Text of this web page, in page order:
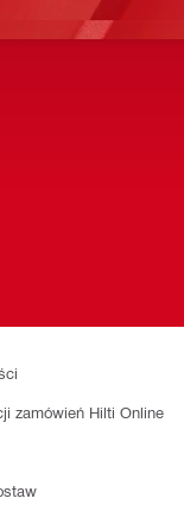
zamówień Hilti Online